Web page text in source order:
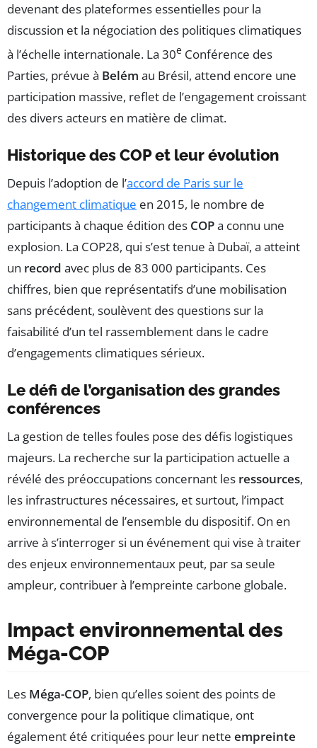
devenant des plateformes essentielles pour la
discussion et la négociation des politiques climatiques
à l’échelle internationale. La 30e Conférence des
Parties, prévue à Belém au Brésil, attend encore une
participation massive, reflet de l’engagement croissant
des divers acteurs en matière de climat.
Historique des COP et leur évolution
Depuis l’adoption de l’accord de Paris sur le
changement climatique en 2015, le nombre de
participants à chaque édition des COPa connu une
explosion. La COP28, qui s’est tenue à Dubaï, a atteint
un record avec plus de 83 000 participants. Ces
chiffres, bien que représentatifs d’une mobilisation
sans précédent, soulèvent des questions sur la
faisabilité d’un tel rassemblement dans le cadre
d’engagements climatiques sérieux.
Le défi de l’organisation des grandes
conférences
La gestion de telles foules pose des défis logistiques
majeurs. La recherche sur la participation actuelle a
révélé des préoccupations concernant les ressources,
les infrastructures nécessaires, et surtout, l’impact
environnemental de l’ensemble du dispositif. On en
arrive à s’interroger si un événement qui vise à traiter
des enjeux environnementaux peut, par sa seule
ampleur, contribuer à l’empreinte carbone globale.
Impact environnemental des
Méga-COP
Les Méga-COP, bien qu’elles soient des points de
convergence pour la politique climatique, ont
également été critiquées pour leur nette empreinte